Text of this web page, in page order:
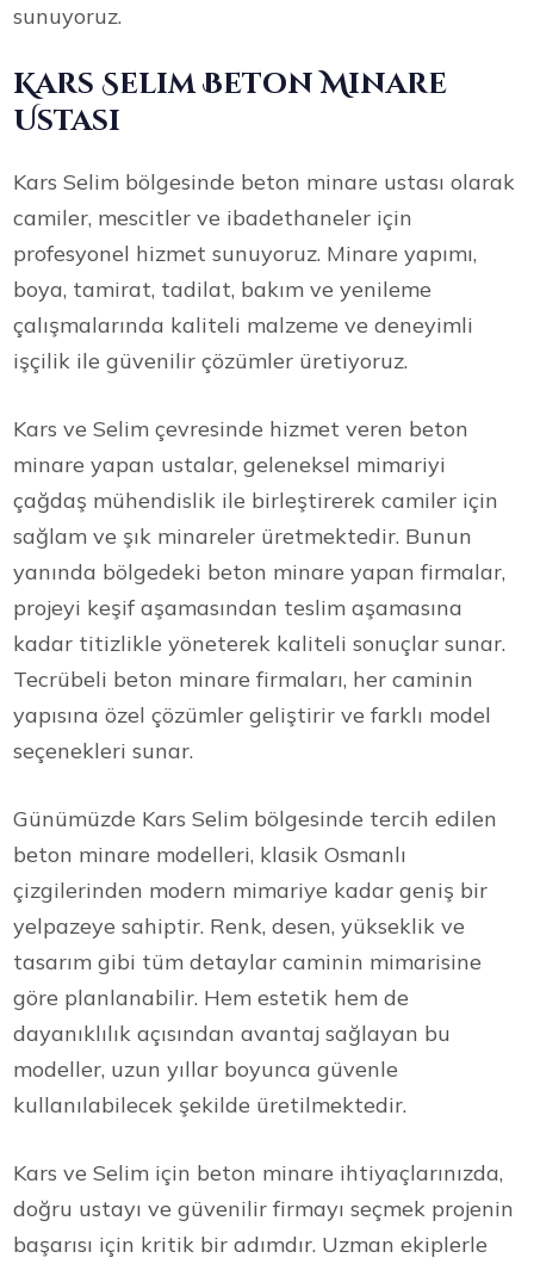
sunuyoruz.
Kars Selim Beton Minare
Ustası
Kars Selim bölgesinde beton minare ustası olarak
camiler, mescitler ve ibadethaneler için
profesyonel hizmet sunuyoruz. Minare yapımı,
boya, tamirat, tadilat, bakım ve yenileme
çalışmalarında kaliteli malzeme ve deneyimli
işçilik ile güvenilir çözümler üretiyoruz.
Kars ve Selim çevresinde hizmet veren beton
minare yapan ustalar, geleneksel mimariyi
çağdaş mühendislik ile birleştirerek camiler için
sağlam ve şık minareler üretmektedir. Bunun
yanında bölgedeki beton minare yapan firmalar,
projeyi keşif aşamasından teslim aşamasına
kadar titizlikle yöneterek kaliteli sonuçlar sunar.
Tecrübeli beton minare firmaları, her caminin
yapısına özel çözümler geliştirir ve farklı model
seçenekleri sunar.
Günümüzde Kars Selim bölgesinde tercih edilen
beton minare modelleri, klasik Osmanlı
çizgilerinden modern mimariye kadar geniş bir
yelpazeye sahiptir. Renk, desen, yükseklik ve
tasarım gibi tüm detaylar caminin mimarisine
göre planlanabilir. Hem estetik hem de
dayanıklılık açısından avantaj sağlayan bu
modeller, uzun yıllar boyunca güvenle
kullanılabilecek şekilde üretilmektedir.
Kars ve Selim için beton minare ihtiyaçlarınızda,
doğru ustayı ve güvenilir firmayı seçmek projenin
başarısı için kritik bir adımdır. Uzman ekiplerle